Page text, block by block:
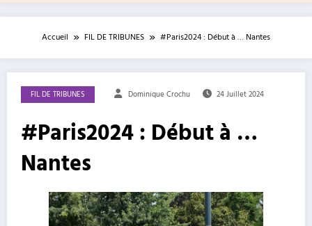
Accueil FIL DE TRIBUNES #Paris2024 : Début à … Nantes
FIL DE TRIBUNES Dominique Crochu 24 Juillet 2024
#Paris2024 : Début à …
Nantes